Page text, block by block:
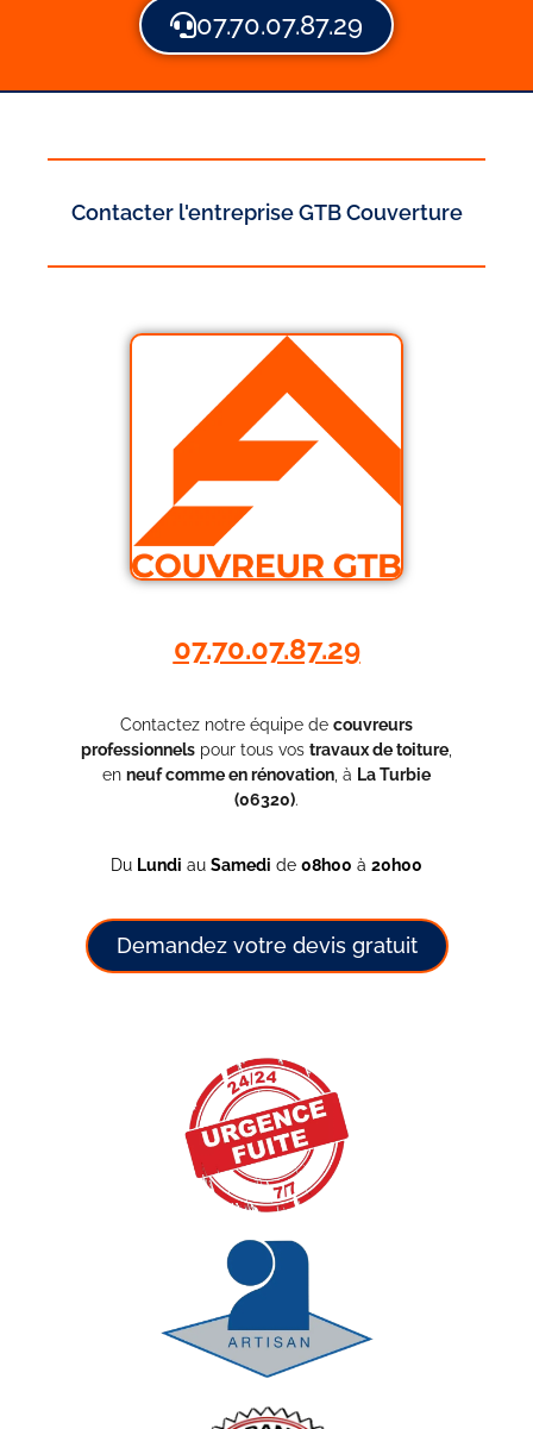
07.70.07.87.29
Contacter l'entreprise GTB Couverture
07.70.07.87.29
Contactez notre équipe de couvreurs
professionnels pour tous vos travaux de toiture
en neuf comme en rénovation , à La Turbie
(06320).
Du Lundi au Samedi de 08h00 à 20h00
Demandez votre devis gratuit